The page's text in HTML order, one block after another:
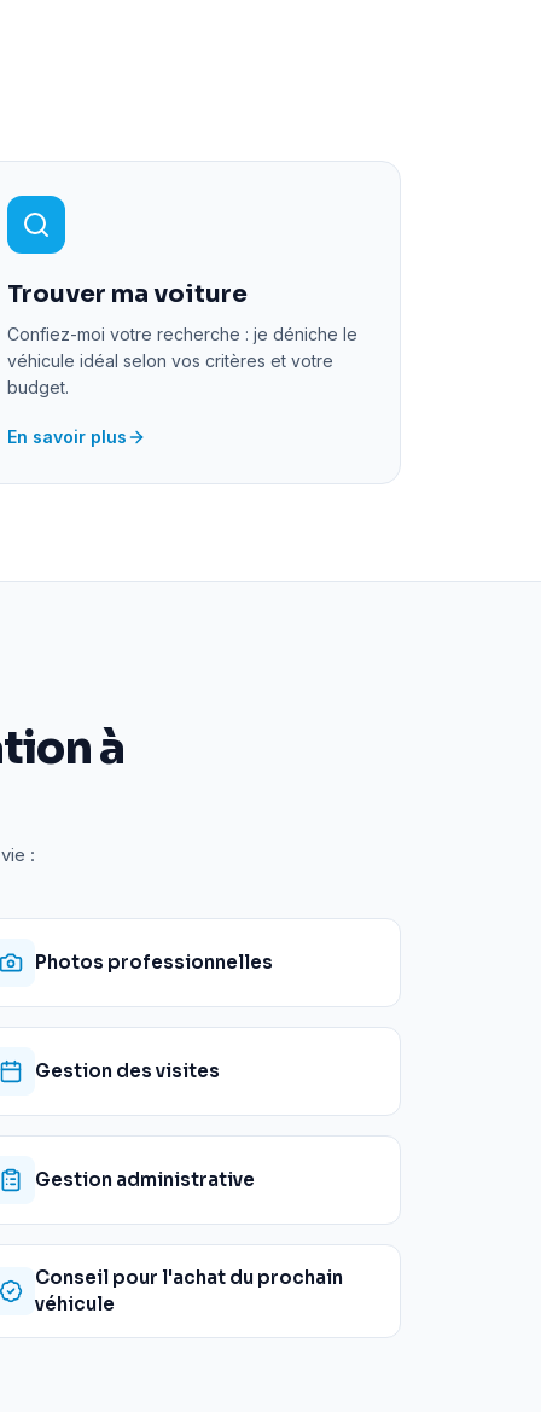
Trouver ma voiture
Confiez-moi votre recherche : je déniche le
véhicule idéal selon vos critères et votre
budget.
En savoir plus
à
:
Photos professionnelles
Gestion des visites
Gestion administrative
Conseil pour l'achat du prochain
véhicule